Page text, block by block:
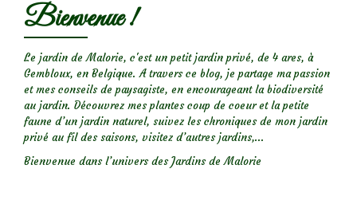
les
Bienvenue !
Le jardin de Malorie, c'est un petit jardin privé, de 4 ares, à
Gembloux, en Belgique. A travers ce blog, je partage ma passion
et mes conseils de paysagiste, en encourageant la biodiversité
au jardin. Découvrez mes plantes coup de coeur et la petite
faune d’un jardin naturel, suivez les chroniques de mon jardin
privé au fil des saisons, visitez d’autres jardins,...
Bienvenue dans l’univers des Jardins de Malorie